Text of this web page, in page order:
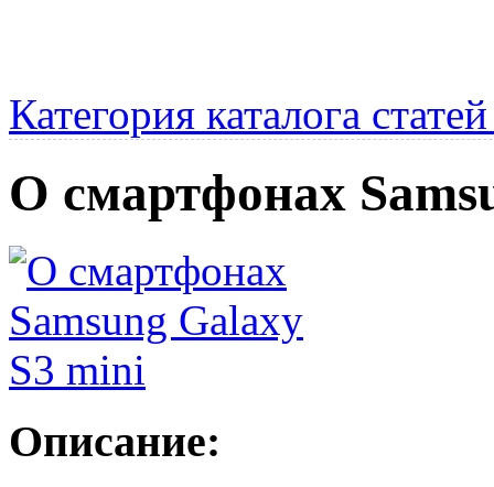
Категория каталога
О смартфонах
Описание: